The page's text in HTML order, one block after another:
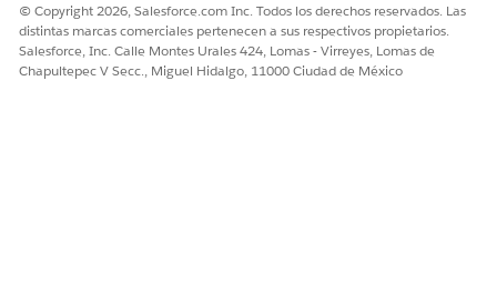
© Copyright 2026, Salesforce.com Inc. Todos los derechos reservados. Las
distintas marcas comerciales pertenecen a sus respectivos propietarios.
Salesforce, Inc. Calle Montes Urales 424, Lomas - Virreyes, Lomas de
Chapultepec V Secc., Miguel Hidalgo, 11000 Ciudad de México